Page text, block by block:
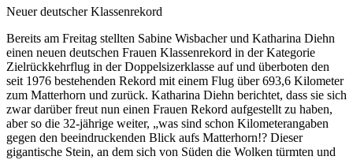
Neuer deutscher Klassenrekord
Bereits am Freitag stellten Sabine Wisbacher und Katharina Diehn
einen neuen deutschen Frauen Klassenrekord in der Kategorie
Zielrückkehrflug in der Doppelsizerklasse auf und überboten den
seit 1976 bestehenden Rekord mit einem Flug über 693,6 Kilometer
zum Matterhorn und zurück. Katharina Diehn berichtet, dass sie sich
zwar darüber freut nun einen Frauen Rekord aufgestellt zu haben,
aber so die 32-jährige weiter, „was sind schon Kilometerangaben
gegen den beeindruckenden Blick aufs Matterhorn!? Dieser
gigantische Stein, an dem sich von Süden die Wolken türmten und